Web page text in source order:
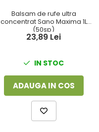
Balsam de rufe ultra
concentrat Sano Maxima 1L
(50sp)
23,89 Lei
IN STOC
ADAUGA IN COS